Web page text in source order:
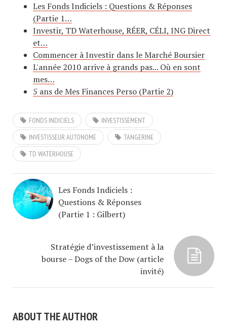
Les Fonds Indiciels : Questions & Réponses
(Partie 1…
Investir, TD Waterhouse, RÉER, CÉLI, ING Direct
et…
Commencer à Investir dans le Marché Boursier
L'année 2010 arrive à grands pas... Où en sont
mes…
5 ans de Mes Finances Perso (Partie 2)
FONDS INDICIELS
INVESTISSEMENT
INVESTISSEUR AUTONOME
TANGERINE
TD WATERHOUSE
Les Fonds Indiciels :
Questions & Réponses
(Partie 1 : Gilbert)
Stratégie d’investissement à la
bourse – Dogs of the Dow (article
invité)
ABOUT THE AUTHOR